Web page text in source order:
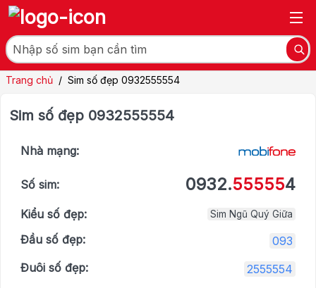
Trang chủ / Sim số đẹp 0932555554
Sim số đẹp 0932555554
Nhà mạng:
Số sim: 0932.555554
Kiểu số đẹp: Sim Ngũ Quý Giữa
Đầu số đẹp:
093
Đuôi số đẹp:
2555554